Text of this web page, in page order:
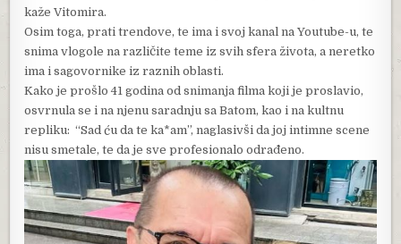
kaže Vitomira.
Osim toga, prati trendove, te ima i svoj kanal na Youtube-u, te
snima vlogole na različite teme iz svih sfera života, a neretko
ima i sagovornike iz raznih oblasti.
Kako je prošlo 41 godina od snimanja filma koji je proslavio,
osvrnula se i na njenu saradnju sa Batom, kao i na kultnu
repliku: “Sad ću da te ka*am”, naglasivši da joj intimne scene
nisu smetale, te da je sve profesionalo odrađeno.